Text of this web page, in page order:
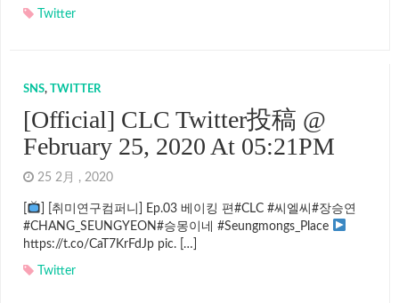
Twitter
SNS, TWITTER
[Official] CLC Twitter投稿 @
February 25, 2020 At 05:21PM
25 2月 , 2020
] [취미연구컴퍼니] Ep.03 베이킹 편#CLC #씨엘씨#장승연
#CHANG_SEUNGYEON#승몽이네 #Seungmongs_Place
https://t.co/CaT7KrFdJp pic. […]
Twitter